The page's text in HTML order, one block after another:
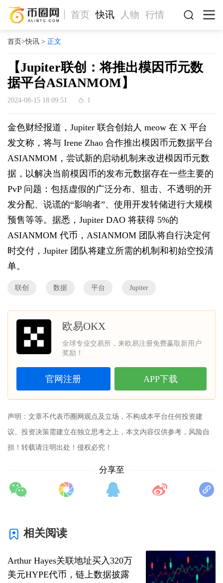
首页 快讯 人物 行情
首页>快讯> 正文
【Jupiter联创：将推出模因币元数
据平台ASIANMOM】
2024-08-15 18:09:51 1
金色财经报道，Jupiter 联合创始人 meow 在 X 平台
发文称，将与 Irene Zhao 合作推出模因币元数据平台
ASIANMOM，尝试新的启动机制来改进模因币元数
据，以解决当前模因币的发布元数据存在一些主要的
PvP 问题：包括虚假的广泛分布、狙击、不透明的开
发分配、说谎的“影响者”、使用开发转储进行大规模
预售等等。据悉，Jupiter DAO 将获得 5%的
ASIANMOM 代币，ASIANMOM 团队将自行决定何
时交付，Jupiter 团队将建立所需的机制和初始空投清
单。
联创 数据 平台 Jupiter
欧易OKX
全球专业交易所，来欧易注册免费赢取新用户
奖励！
官网注册 APP下载
声明：文章不代表币圈网观点及立场，不构成本平台任何投资建
议。投资决策需建立在独立思考之上，本文内容仅供参考，风险自
担！转载请注明出处！侵权必究！
分享至
相关阅读
Arthur Hayes关联地址买入320万
美元HYPE代币，链上数据披露